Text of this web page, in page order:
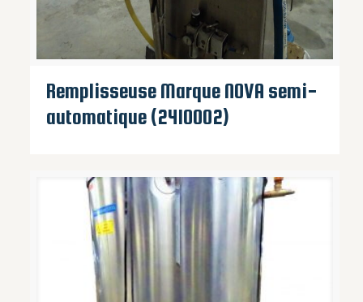
Remplisseuse Marque NOVA semi-
automatique (2410002)